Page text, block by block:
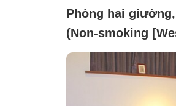
Phòng hai
(Non-smoking
room] with bath